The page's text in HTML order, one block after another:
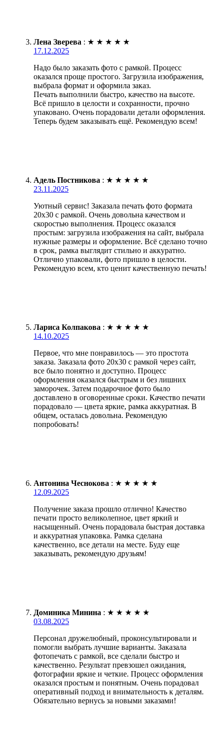
Лена Зверева : ★ ★ ★ ★ ★
17.12.2025
Надо было заказать фото с рамкой. Процесс
оказался проще простого. Загрузила изображения,
выбрала формат и оформила заказ.
Печать выполнили быстро, качество на высоте.
Всё пришло в целости и сохранности, прочно
упаковано. Очень порадовали детали оформления.
Теперь будем заказывать ещё. Рекомендую всем!
Адель Постникова : ★ ★ ★ ★ ★
23.11.2025
Уютный сервис! Заказала печать фото формата
20х30 с рамкой. Очень довольна качеством и
скоростью выполнения. Процесс оказался
простым: загрузила изображения на сайт, выбрала
нужные размеры и оформление. Всё сделано точно
в срок, рамка выглядит стильно и аккуратно.
Отлично упаковали, фото пришло в целости.
Рекомендую всем, кто ценит качественную печать!
Лариса Колпакова : ★ ★ ★ ★ ★
14.10.2025
Первое, что мне понравилось — это простота
заказа. Заказала фото 20х30 с рамкой через сайт,
все было понятно и доступно. Процесс
оформления оказался быстрым и без лишних
заморочек. Затем подарочное фото было
доставлено в оговоренные сроки. Качество печати
порадовало — цвета яркие, рамка аккуратная. В
общем, осталась довольна. Рекомендую
попробовать!
Антонина Чеснокова : ★ ★ ★ ★ ★
12.09.2025
Получение заказа прошло отлично! Качество
печати просто великолепное, цвет яркий и
насыщенный. Очень порадовала быстрая доставка
и аккуратная упаковка. Рамка сделана
качественно, все детали на месте. Буду еще
заказывать, рекомендую друзьям!
Доминика Минина : ★ ★ ★ ★ ★
03.08.2025
Персонал дружелюбный, проконсультировали и
помогли выбрать лучшие варианты. Заказала
фотопечать с рамкой, все сделали быстро и
качественно. Результат превзошел ожидания,
фотографии яркие и четкие. Процесс оформления
оказался простым и понятным. Очень порадовал
оперативный подход и внимательность к деталям.
Обязательно вернусь за новыми заказами!